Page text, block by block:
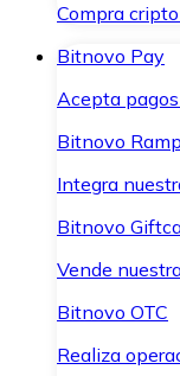
Compra
Bitnovo Pay
Acepta
Bitnovo Ramp
Integra
Bitnovo
Vende
Bitnovo OTC
Realiza